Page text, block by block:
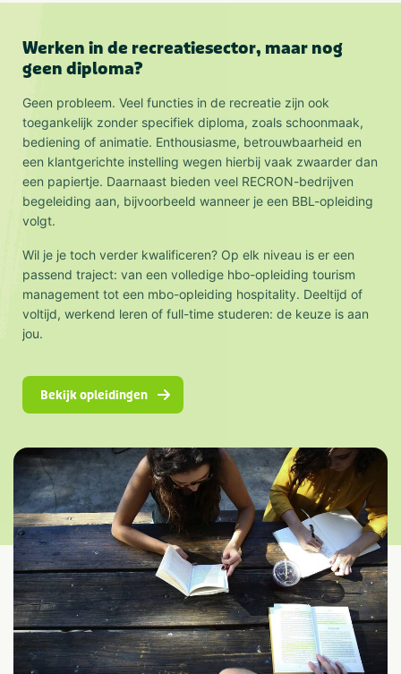
Werken in de recreatiesector, maar nog
geen diploma?
Geen probleem. Veel functies in de recreatie zijn ook
toegankelijk zonder specifiek diploma, zoals schoonmaak,
bediening of animatie. Enthousiasme, betrouwbaarheid en
een klantgerichte instelling wegen hierbij vaak zwaarder dan
een papiertje. Daarnaast bieden veel RECRON-bedrijven
begeleiding aan, bijvoorbeeld wanneer je een BBL-opleiding
volgt.
Wil je je toch verder kwalificeren? Op elk niveau is er een
passend traject: van een volledige hbo-opleiding tourism
management tot een mbo-opleiding hospitality. Deeltijd of
voltijd, werkend leren of full-time studeren: de keuze is aan
jou.
Bekijk opleidingen